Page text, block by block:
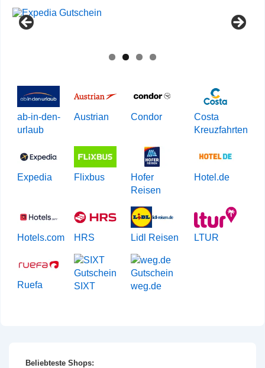
ab-in-den-
urlaub
Austrian Condor
Costa
Kreuzfahrten
Expedia Flixbus
Hofer
Reisen
Hotel.de
Hotels.com HRS Lidl Reisen LTUR
Ruefa SIXT weg.de
Beliebteste Shops: